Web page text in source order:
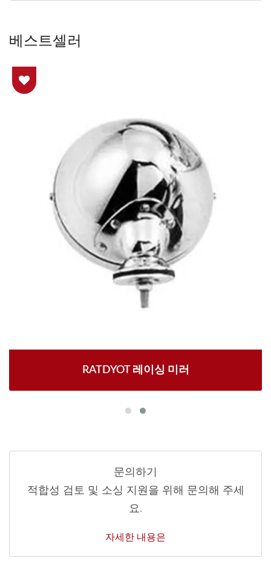
베스트셀러
RATDYOT 레이싱 미러
문의하기
적합성 검토 및 소싱 지원을 위해 문의해 주세
요.
자세한 내용은